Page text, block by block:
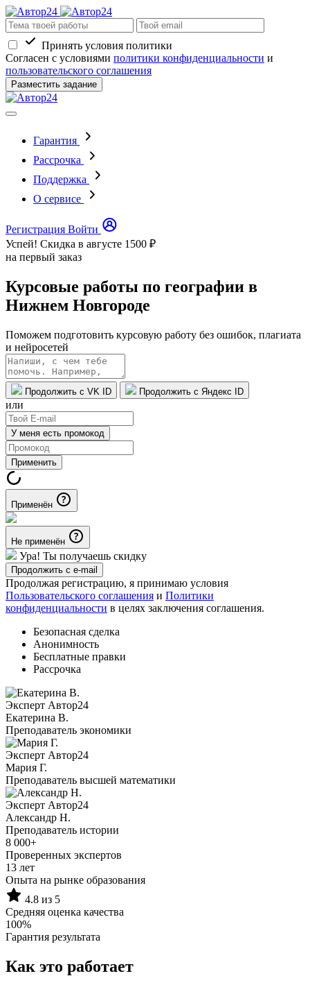
Принять условия политики
Согласен с условиями политики конфиденциальности и
пользовательского соглашения
Разместить задание
Гарантия
Рассрочка
Поддержка
О сервисе
Регистрация Войти
Успей! Скидка в августе 1500 ₽
на первый заказ
Курсовые работы по географии в
Нижнем Новгороде
Поможем подготовить курсовую работу без ошибок, плагиата
и нейросетей
Продолжить с VK ID Продолжить с Яндекс ID
или
У меня есть промокод
Применить
Применён
Не применён
Ура! Ты получаешь скидку
Продолжить с e-mail
Продолжая регистрацию, я принимаю условия
Пользовательского соглашения и Политики
конфиденциальности в целях заключения соглашения.
Безопасная сделка
Анонимность
Бесплатные правки
Рассрочка
Эксперт Автор24
Екатерина B.
Преподаватель экономики
Эксперт Автор24
Мария Г.
Преподаватель высшей математики
Эксперт Автор24
Александр Н.
Преподаватель истории
8 000+
Проверенных экспертов
13 лет
Опыта на рынке образования
4.8 из 5
Средняя оценка качества
100%
Гарантия результата
Как это работает